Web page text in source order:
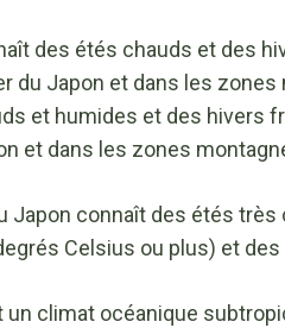
des étés chauds et des
du Japon et dans les
et humides et des hivers
et dans les zones
Japon connaît des étés
Celsius ou plus) et
un climat océanique